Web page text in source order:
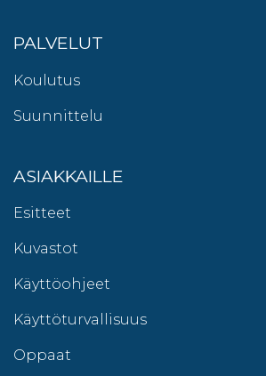
PALVELUT
Koulutus
Suunnittelu
ASIAKKAILLE
Esitteet
Kuvastot
Käyttöohjeet
Käyttöturvallisuus
Oppaat